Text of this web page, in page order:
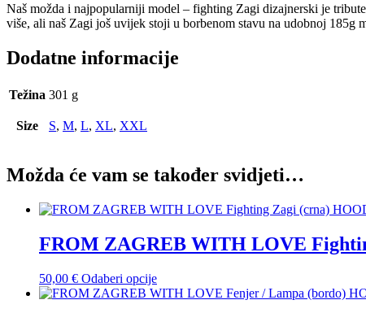
Naš možda i najpopularniji model – fighting Zagi dizajnerski je
više, ali naš Zagi još uvijek stoji u borbenom stavu na udobnoj 185g
Dodatne informacije
Težina 301 g
Size S, M, L, XL, XXL
Možda će vam se također svidjeti…
FROM ZAGREB WITH LOVE
50,00 € Odaberi opcijeOvaj
proizvod